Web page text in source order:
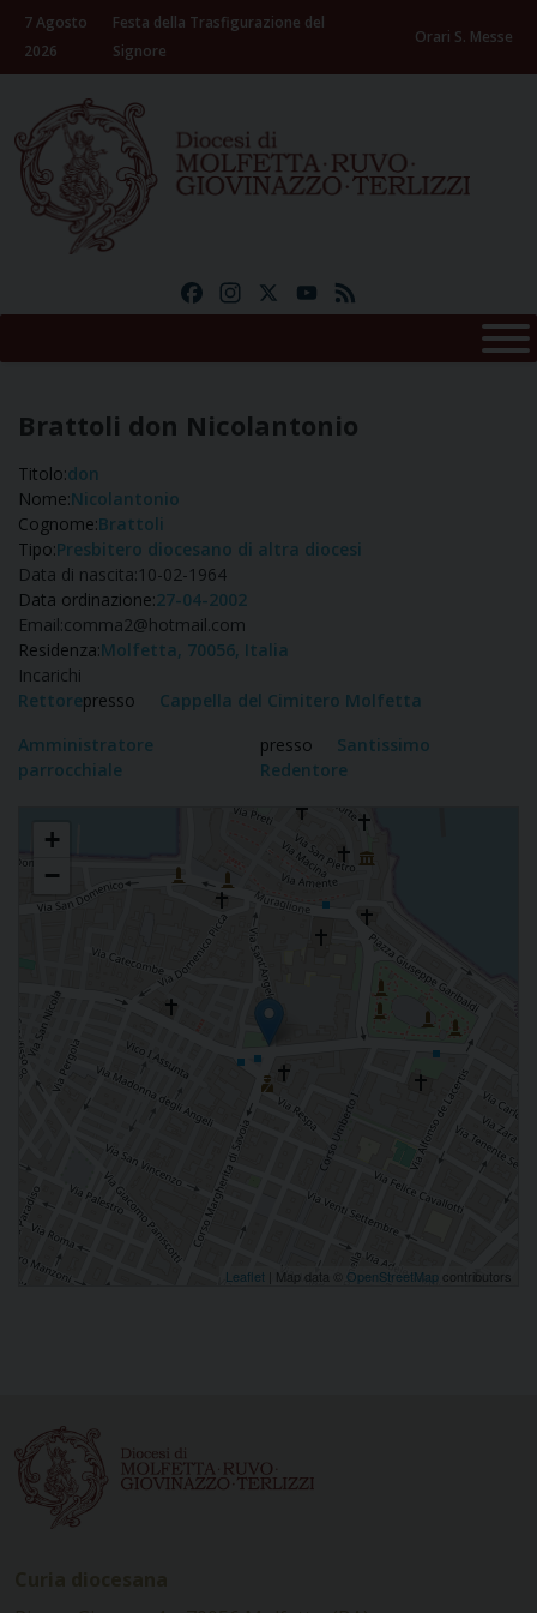
Skip
content
7 Agosto
2026
Festa della Trasfigurazione del
Signore
Orari S. Messe
FacebookInstagramYouTube
Brattoli don Nicolantonio
Titolo:don
Nome:Nicolantonio
Cognome:Brattoli
Tipo:Presbitero diocesano di altra diocesi
Data di nascita:10-02-1964
Data ordinazione:27-04-2002
Email:comma2@hotmail.com
Residenza:Molfetta, 70056, Italia
Incarichi
Rettorepresso
Cappella del Cimitero Molfetta
Amministratore
parrocchiale
presso
Santissimo
Redentore
+
−
Leaflet | Map data © OpenStreetMap contributors